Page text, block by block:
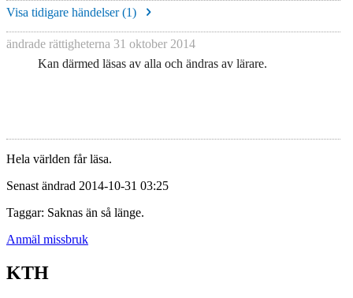
Visa tidigare händelser (1)
ändrade rättigheterna 31 oktober 2014
Kan därmed läsas av alla och ändras av lärare.
Hela världen får läsa.
Senast ändrad 2014-10-31 03:25
Taggar: Saknas än så länge.
Anmäl missbruk
KTH